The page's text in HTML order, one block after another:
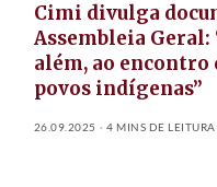
Cimi divulga
Assembleia
além, ao encontro
povos indígenas”
26.09.2025 4 MINS DE LEITURA